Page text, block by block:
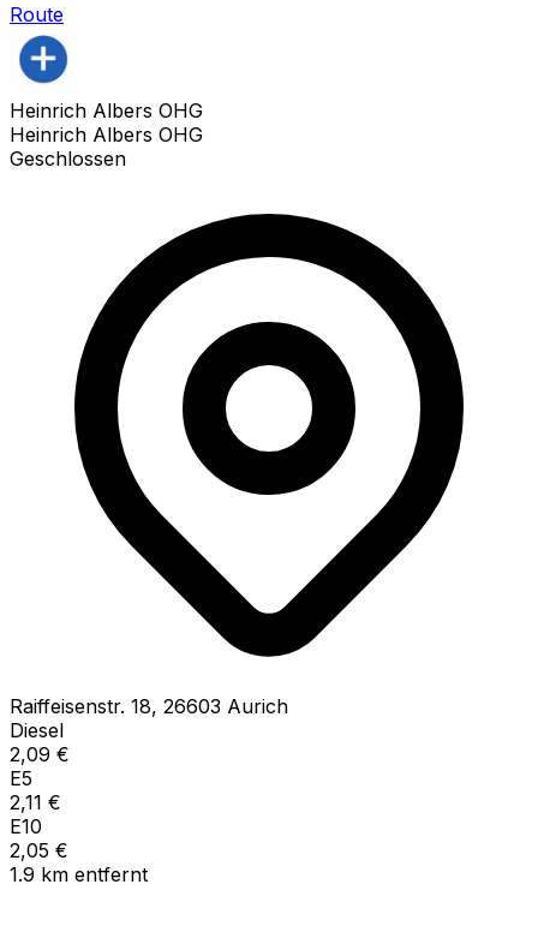
Route
Heinrich Albers OHG
Heinrich Albers OHG
Geschlossen
Raiffeisenstr. 18, 26603 Aurich
Diesel
2,09 €
E5
2,11 €
E10
2,05 €
1.9 km entfernt